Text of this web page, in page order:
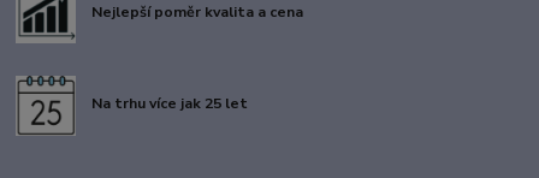
Nejlepší poměr kvalita a cena
Na trhu více jak 25 let